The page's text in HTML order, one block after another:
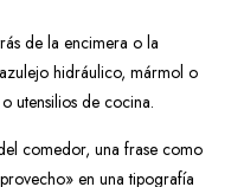
de la encimera o la
hidráulico, mármol o
utensilios de cocina.
comedor, una frase como
en una tipografía